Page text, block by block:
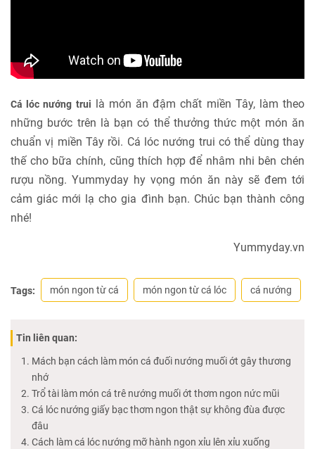
Cá lóc nướng trui là món ăn đậm chất miền Tây, làm theo
những bước trên là bạn có thể thưởng thức một món ăn
chuẩn vị miền Tây rồi. Cá lóc nướng trui có thể dùng thay
thế cho bữa chính, cũng thích hợp để nhâm nhi bên chén
rượu nồng. Yummyday hy vọng món ăn này sẽ đem tới
cảm giác mới lạ cho gia đình bạn. Chúc bạn thành công
nhé!
Yummyday.vn
Tags: món ngon từ cá món ngon từ cá lóc cá nướng
Tin liên quan:
Mách bạn cách làm món cá đuối nướng muối ớt gây thương
nhớ
Trổ tài làm món cá trê nướng muối ớt thơm ngon nức mũi
Cá lóc nướng giấy bạc thơm ngon thật sự không đùa được
đâu
Cách làm cá lóc nướng mỡ hành ngon xỉu lên xỉu xuống